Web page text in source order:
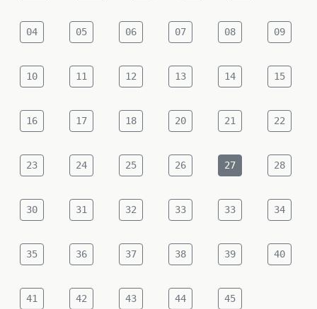
04 05 06 07 08 09
10 11 12 13 14 15
16 17 18 20 21 22
23 24 25 26 27 28
30 31 32 33 33 34
35 36 37 38 39 40
41 42 43 44 45